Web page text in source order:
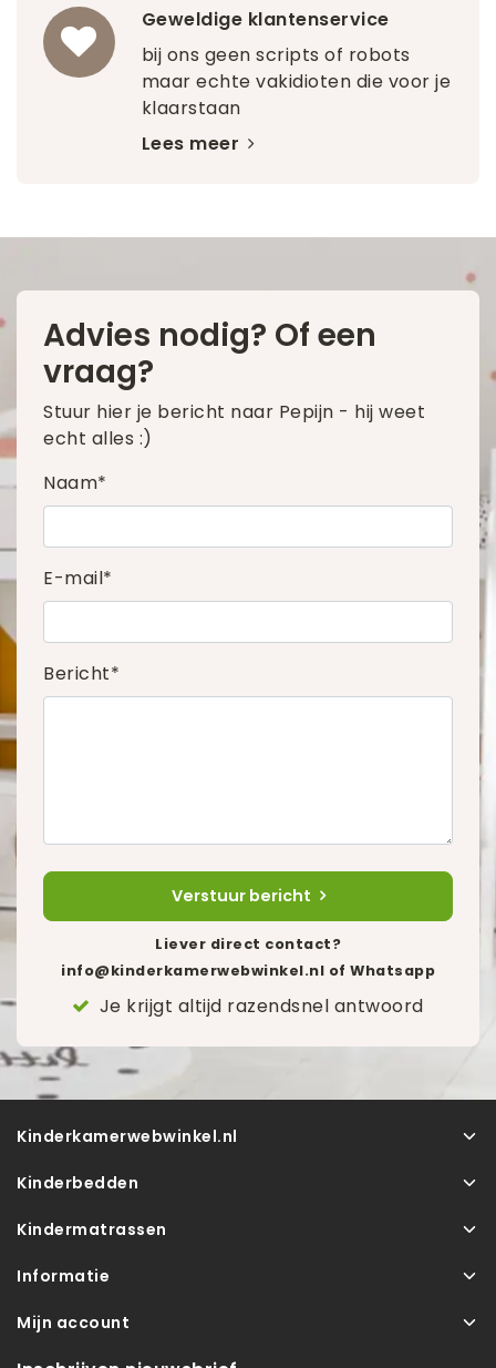
Geweldige klantenservice
bij ons geen scripts of robots
maar echte vakidioten die voor je
klaarstaan
Lees meer
Advies nodig? Of een
vraag?
Stuur hier je bericht naar Pepijn - hij weet
echt alles :)
Naam*
E-mail*
Bericht*
Verstuur bericht
Liever direct contact?
info@kinderkamerwebwinkel.nl of Whatsapp
Je krijgt altijd razendsnel antwoord
Kinderkamerwebwinkel.nl
Kinderbedden
Kindermatrassen
Informatie
Mijn account